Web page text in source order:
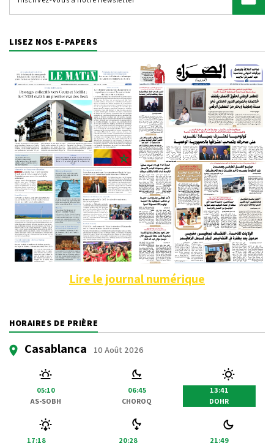
LISEZ NOS E-PAPERS
Lire le journal numérique
HORAIRES DE PRIÈRE
Casablanca 10 Août 2026
05:10
AS-SOBH
06:45
CHOROQ
13:41
DOHR
17:18
20:28
21:49